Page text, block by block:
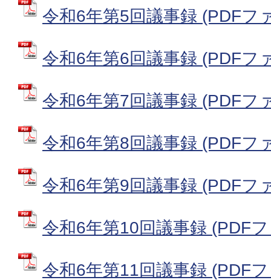
令和6年第5回議事録 (PDFフ
令和6年第6回議事録 (PDFフ
令和6年第7回議事録 (PDFフ
令和6年第8回議事録 (PDFフ
令和6年第9回議事録 (PDFフ
令和6年第10回議事録 (PDF
令和6年第11回議事録 (PDF